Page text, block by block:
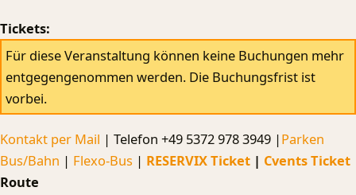
Tickets:
Für diese Veranstaltung können keine Buchungen mehr
entgegengenommen werden. Die Buchungsfrist ist
vorbei.
Kontakt per Mail | Telefon +49 5372 978 3949 |Parken
Bus/Bahn | Flexo-Bus | RESERVIX Ticket | Cvents Ticket
Route